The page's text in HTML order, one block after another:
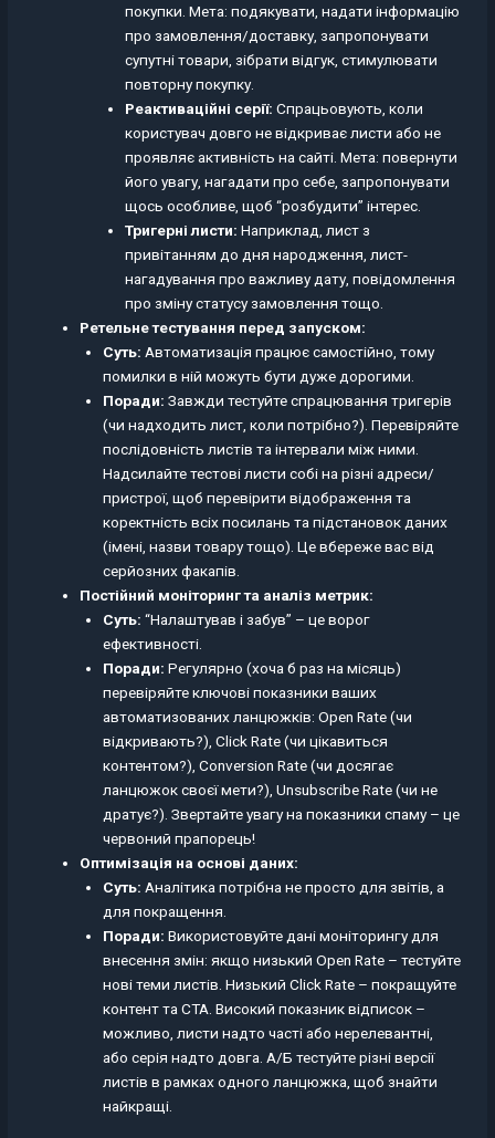
покупки. Мета: подякувати, надати інформацію
про замовлення/доставку, запропонувати
супутні товари, зібрати відгук, стимулювати
повторну покупку.
Реактиваційні серії: Спрацьовують, коли
користувач довго не відкриває листи або не
проявляє активність на сайті. Мета: повернути
його увагу, нагадати про себе, запропонувати
щось особливе, щоб “розбудити” інтерес.
Тригерні листи: Наприклад, лист з
привітанням до дня народження, лист-
нагадування про важливу дату, повідомлення
про зміну статусу замовлення тощо.
Ретельне тестування перед запуском:
Суть: Автоматизація працює самостійно, тому
помилки в ній можуть бути дуже дорогими.
Поради: Завжди тестуйте спрацювання тригерів
(чи надходить лист, коли потрібно?). Перевіряйте
послідовність листів та інтервали між ними.
Надсилайте тестові листи собі на різні адреси/
пристрої, щоб перевірити відображення та
коректність всіх посилань та підстановок даних
(імені, назви товару тощо). Це вбереже вас від
серйозних факапів.
Постійний моніторинг та аналіз метрик:
Суть: “Налаштував і забув” – це ворог
ефективності.
Поради: Регулярно (хоча б раз на місяць)
перевіряйте ключові показники ваших
автоматизованих ланцюжків: Open Rate (чи
відкривають?), Click Rate (чи цікавиться
контентом?), Conversion Rate (чи досягає
ланцюжок своєї мети?), Unsubscribe Rate (чи не
дратує?). Звертайте увагу на показники спаму – це
червоний прапорець!
Оптимізація на основі даних:
Суть: Аналітика потрібна не просто для звітів, а
для покращення.
Поради: Використовуйте дані моніторингу для
внесення змін: якщо низький Open Rate – тестуйте
нові теми листів. Низький Click Rate – покращуйте
контент та CTA. Високий показник відписок –
можливо, листи надто часті або нерелевантні,
або серія надто довга. А/Б тестуйте різні версії
листів в рамках одного ланцюжка, щоб знайти
найкращі.